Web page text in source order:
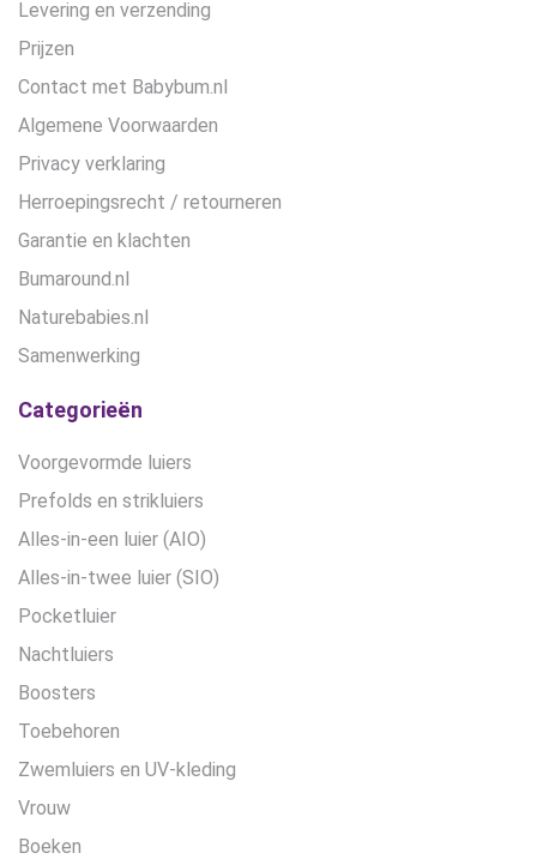
Levering en verzending
Prijzen
Contact met Babybum.nl
Algemene Voorwaarden
Privacy verklaring
Herroepingsrecht / retourneren
Garantie en klachten
Bumaround.nl
Naturebabies.nl
Samenwerking
Categorieën
Voorgevormde luiers
Prefolds en strikluiers
Alles-in-een luier (AIO)
Alles-in-twee luier (SIO)
Pocketluier
Nachtluiers
Boosters
Toebehoren
Zwemluiers en UV-kleding
Vrouw
Boeken